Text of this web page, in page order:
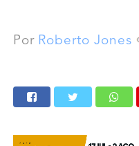
Por Roberto Jones